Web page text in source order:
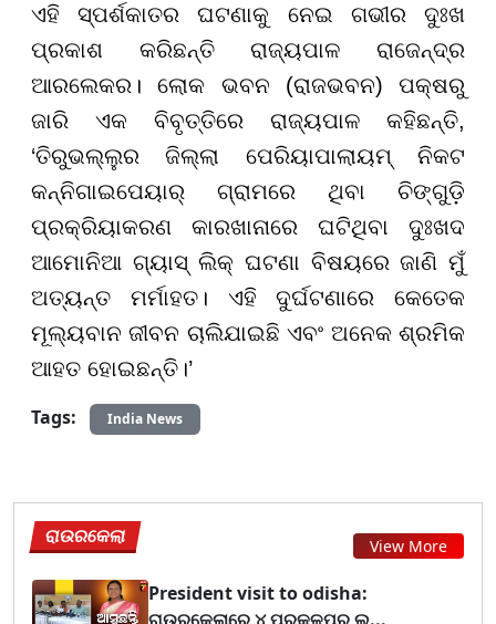
ଏହି ସ୍ପର୍ଶକାତର ଘଟଣାକୁ ନେଇ ଗଭୀର ଦୁଃଖ
ପ୍ରକାଶ କରିଛନ୍ତି ରାଜ୍ୟପାଳ ରାଜେନ୍ଦ୍ର
ଆରଲେକର। ଲୋକ ଭବନ (ରାଜଭବନ) ପକ୍ଷରୁ
ଜାରି ଏକ ବିବୃତ୍ତିରେ ରାଜ୍ୟପାଳ କହିଛନ୍ତି,
‘ତିରୁଭଲ୍ଲୁର ଜିଲ୍ଲା ପେରିୟାପାଲାୟମ୍ ନିକଟ
କନ୍ନିଗାଇପେୟାର୍ ଗ୍ରାମରେ ଥିବା ଚିଙ୍ଗୁଡ଼ି
ପ୍ରକ୍ରିୟାକରଣ କାରଖାନାରେ ଘଟିଥିବା ଦୁଃଖଦ
ଆମୋନିଆ ଗ୍ୟାସ୍ ଲିକ୍ ଘଟଣା ବିଷୟରେ ଜାଣି ମୁଁ
ଅତ୍ୟନ୍ତ ମର୍ମାହତ। ଏହି ଦୁର୍ଘଟଣାରେ କେତେକ
ମୂଲ୍ୟବାନ ଜୀବନ ଚାଲିଯାଇଛି ଏବଂ ଅନେକ ଶ୍ରମିକ
ଆହତ ହୋଇଛନ୍ତି।’
Tags:
India News
ରାଉରକେଲା View More
President visit to odisha:
ରାଉରକେଲାରେ ୪ ପ୍ରକଳ୍ପର ଲ...